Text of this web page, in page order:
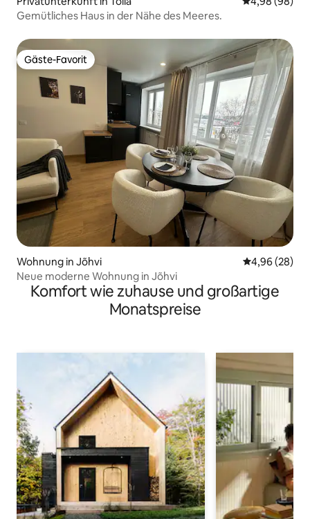
Gemütliches Haus in der Nähe des Meeres.
Gäste-Favorit
Gäste-Favorit
Wohnung in Jõhvi
4,96 (28)
Neue moderne Wohnung in Jõhvi
Komfort wie zuhause und großartige
Monatspreise